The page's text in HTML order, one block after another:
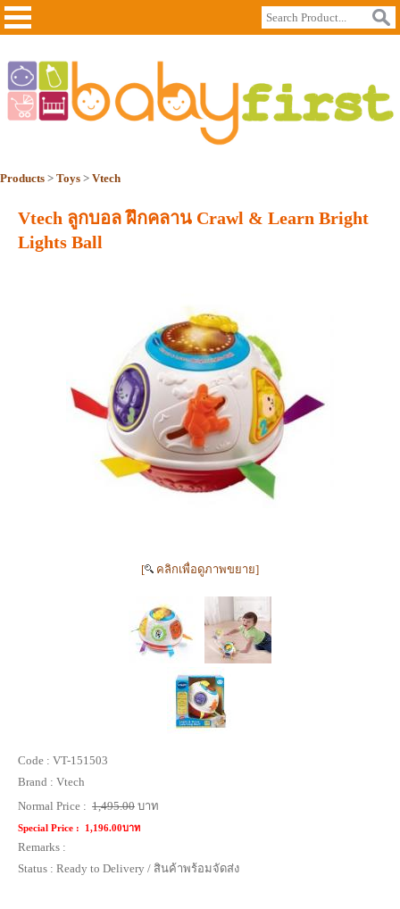
Products > Toys > Vtech
Vtech ลูกบอล ฝึกคลาน Crawl & Learn Bright
Lights Ball
[ คลิกเพื่อดูภาพขยาย]
Code : VT-151503
Brand : Vtech
Normal Price : 1,495.00 บาท
Special Price : 1,196.00บาท
Remarks :
Status : Ready to Delivery / สินค้าพร้อมจัดส่ง